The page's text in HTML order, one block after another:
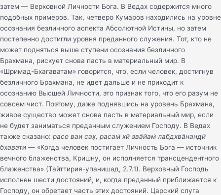
затем — Верховной Личности Бога. В Ведах содержится много
подобных примеров. Так, четверо Кумаров находились на уровне
осознания безличного аспекта Абсолютной Истины, но затем
постепенно достигли уровня преданного служения. Тот, кто не
может подняться выше ступени осознания безличного
Брахмана, рискует снова пасть в материальный мир. В
«Шримад-Бхагаватам» говорится, что, если человек, достигнув
безличного Брахмана, не идет дальше и не приходит к
осознанию Высшей Личности, это признак того, что его разум не
совсем чист. Поэтому, даже поднявшись на уровень Брахмана,
живое существо может снова пасть в материальный мир, если
не будет заниматься преданным служением Господу. В Ведах
также сказано: расо ваи сах̣, расам̇ хй эва̄йам̇ лабдхва̄нандӣ
бхавати — «Когда человек постигает Личность Бога — источник
вечного блаженства, Кришну, он исполняется трансцендентного
блаженства» (Тайттирия-упанишад, 2.7.1). Верховный Господь
исполнен шести достояний, и, когда преданный приближается к
Господу, он обретает часть этих достояний. Царский слуга